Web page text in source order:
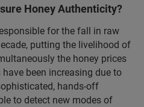
Honey Authenticity?
for the fall in raw
putting the livelihood of
the honey prices
been increasing due to
hands-off
to detect new modes of